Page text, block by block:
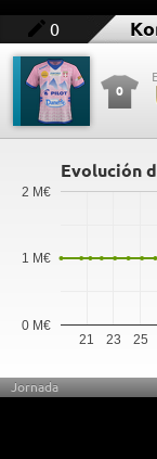
0
0
Evolución
21 23 25
0 M€
1 M€
2 M€
Jornada